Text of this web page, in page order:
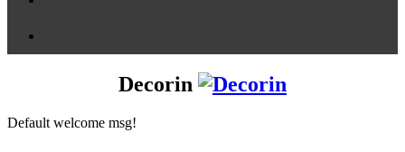
Decorin
Default welcome msg!